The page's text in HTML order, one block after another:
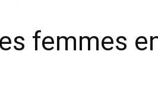
femmes